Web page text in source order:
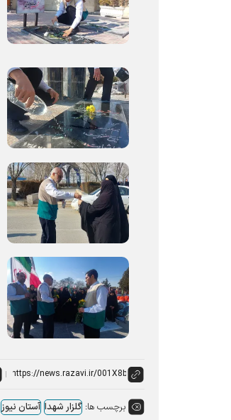
برچسب ها: گلزار شهدا آستان نیوز